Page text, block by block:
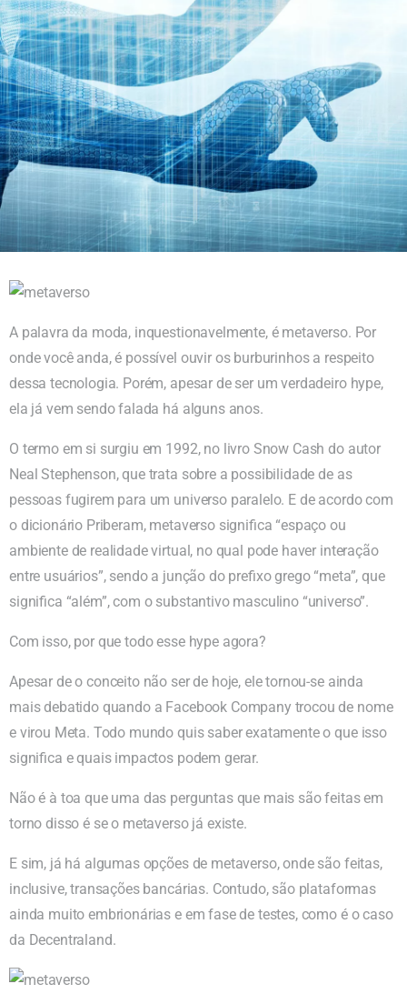
A palavra da moda, inquestionavelmente, é metaverso. Por
onde você anda, é possível ouvir os burburinhos a respeito
dessa tecnologia. Porém, apesar de ser um verdadeiro hype,
ela já vem sendo falada há alguns anos.
O termo em si surgiu em 1992, no livro Snow Cash do autor
Neal Stephenson, que trata sobre a possibilidade de as
pessoas fugirem para um universo paralelo. E de acordo com
o dicionário Priberam, metaverso significa “espaço ou
ambiente de realidade virtual, no qual pode haver interação
entre usuários”, sendo a junção do prefixo grego “meta”, que
significa “além”, com o substantivo masculino “universo”.
Com isso, por que todo esse hype agora?
Apesar de o conceito não ser de hoje, ele tornou-se ainda
mais debatido quando a Facebook Company trocou de nome
e virou Meta. Todo mundo quis saber exatamente o que isso
significa e quais impactos podem gerar.
Não é à toa que uma das perguntas que mais são feitas em
torno disso é se o metaverso já existe.
E sim, já há algumas opções de metaverso, onde são feitas,
inclusive, transações bancárias. Contudo, são plataformas
ainda muito embrionárias e em fase de testes, como é o caso
da Decentraland.